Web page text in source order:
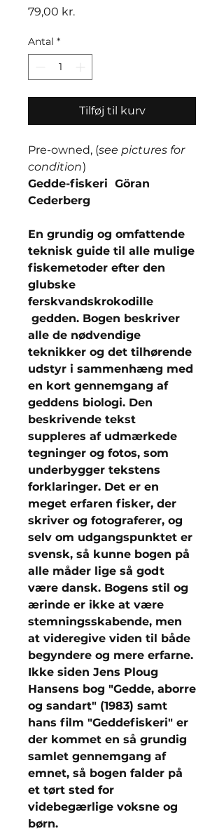
79,00 kr.Pris
Antal *
Tilføj til kurv
Pre-owned, (see pictures for
condition)
Gedde-fiskeri Göran
Cederberg
En grundig og omfattende
teknisk guide til alle mulige
fiskemetoder efter den
glubske
ferskvandskrokodille
gedden. Bogen beskriver
alle de nødvendige
teknikker og det tilhørende
udstyr i sammenhæng med
en kort gennemgang af
geddens biologi. Den
beskrivende tekst
suppleres af udmærkede
tegninger og fotos, som
underbygger tekstens
forklaringer. Det er en
meget erfaren fisker, der
skriver og fotograferer, og
selv om udgangspunktet er
svensk, så kunne bogen på
alle måder lige så godt
være dansk. Bogens stil og
ærinde er ikke at være
stemningsskabende, men
at videregive viden til både
begyndere og mere erfarne.
Ikke siden Jens Ploug
Hansens bog "Gedde, aborre
og sandart" (1983) samt
hans film "Geddefiskeri" er
der kommet en så grundig
samlet gennemgang af
emnet, så bogen falder på
et tørt sted for
videbegærlige voksne og
børn.